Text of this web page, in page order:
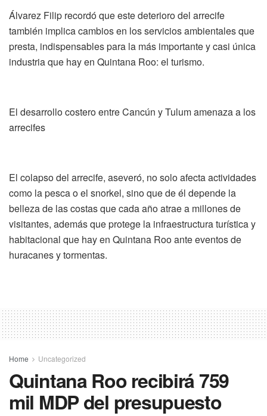
Álvarez Filip recordó que este deterioro del arrecife
también implica cambios en los servicios ambientales que
presta, indispensables para la más importante y casi única
industria que hay en Quintana Roo: el turismo.
El desarrollo costero entre Cancún y Tulum amenaza a los
arrecifes
El colapso del arrecife, aseveró, no solo afecta actividades
como la pesca o el snorkel, sino que de él depende la
belleza de las costas que cada año atrae a millones de
visitantes, además que protege la infraestructura turística y
habitacional que hay en Quintana Roo ante eventos de
huracanes y tormentas.
Home Uncategorized
Quintana Roo recibirá 759
mil MDP del presupuesto